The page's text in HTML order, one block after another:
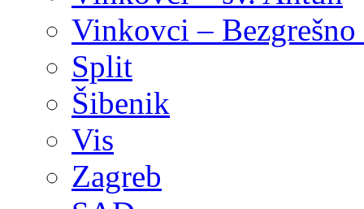
Vinkovci –
Split
Šibenik
Vis
Zagreb